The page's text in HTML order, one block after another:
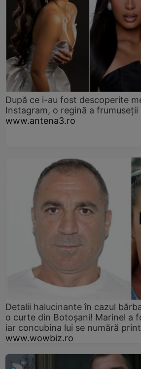
După ce i-au fost descoperite
Instagram, o regină a
www.antena3.ro
Detalii halucinante în cazul
o curte din Botoșani! Marinel a
iar concubina lui se numără
www.wowbiz.ro